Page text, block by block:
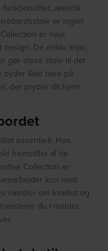
funktionalitet, æstetik
er ingen
er nøje
De enkle linjer,
gør disse stole til det
byder ikke bare på
der pryder dit hjem.
essentielt. Hos
fremstillet af de
Collection er
kun med
værdier om kvalitet og
du i møbler,